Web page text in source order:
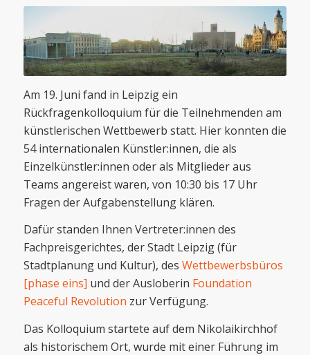
Am 19. Juni fand in Leipzig ein
Rückfragenkolloquium für die Teilnehmenden am
künstlerischen Wettbewerb statt. Hier konnten die
54 internationalen Künstler:innen, die als
Einzelkünstler:innen oder als Mitglieder aus
Teams angereist waren, von 10:30 bis 17 Uhr
Fragen der Aufgabenstellung klären.
Dafür standen Ihnen Vertreter:innen des
Fachpreisgerichtes, der Stadt Leipzig (für
Stadtplanung und Kultur), des Wettbewerbsbüros
[phase eins] und der Ausloberin Foundation
Peaceful Revolution zur Verfügung.
Das Kolloquium startete auf dem Nikolaikirchhof
als historischem Ort, wurde mit einer Führung im